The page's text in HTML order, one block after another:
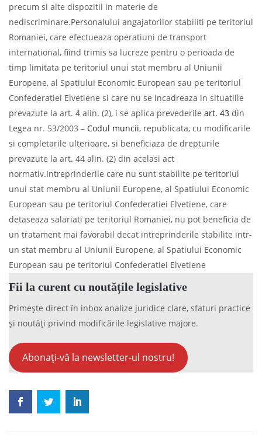
precum si alte dispozitii in materie de
nediscriminare.Personalului angajatorilor stabiliti pe teritoriul
Romaniei, care efectueaza operatiuni de transport
international, fiind trimis sa lucreze pentru o perioada de
timp limitata pe teritoriul unui stat membru al Uniunii
Europene, al Spatiului Economic European sau pe teritoriul
Confederatiei Elvetiene si care nu se incadreaza in situatiile
prevazute la art. 4 alin. (2), i se aplica prevederile art. 43 din
Legea nr. 53/2003 – Codul muncii, republicata, cu modificarile
si completarile ulterioare, si beneficiaza de drepturile
prevazute la art. 44 alin. (2) din acelasi act
normativ.Intreprinderile care nu sunt stabilite pe teritoriul
unui stat membru al Uniunii Europene, al Spatiului Economic
European sau pe teritoriul Confederatiei Elvetiene, care
detaseaza salariati pe teritoriul Romaniei, nu pot beneficia de
un tratament mai favorabil decat intreprinderile stabilite intr-
un stat membru al Uniunii Europene, al Spatiului Economic
European sau pe teritoriul Confederatiei Elvetiene
Fii la curent cu noutățile legislative
Primește direct în inbox analize juridice clare, sfaturi practice
și noutăți privind modificările legislative majore.
Abonați-vă la newsletter-ul nostru!